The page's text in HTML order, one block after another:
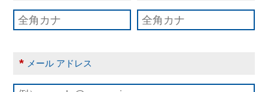
* メール アドレス